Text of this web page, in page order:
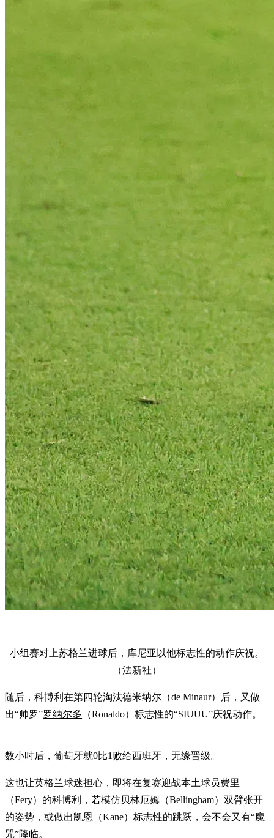
小组赛对上苏格兰进球后，库尼亚以他标志性的动作庆祝。
（法新社）
随后，科博利在第四轮淘汰德米纳尔（de Minaur）后，又做
出“帅罗”罗纳尔多 （Ronaldo）标志性的“SIUUU”庆祝动作。
数小时后， 葡萄牙就0比1败给西班牙 ，无缘晋级。
这也让英格兰球迷担心，即将在复赛迎战本土球员费里
（Fery）的科博利，若模仿贝林厄姆（Bellingham）双臂张开
的姿势，或做出凯恩
（Kane）标志性的跳跃，会不会又有“魔
咒”降临。